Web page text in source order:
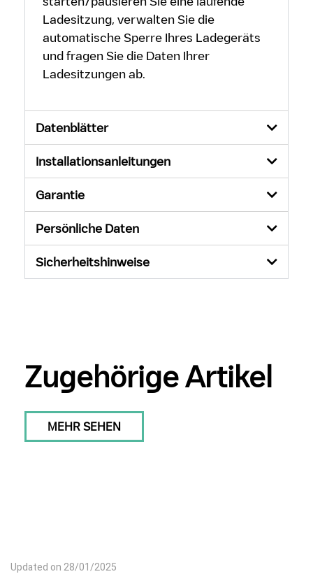
Ladesitzung verwalten Sie die
automatische Sperre Ihres Ladegeräts
und fragen Sie die Daten Ihrer
Ladesitzungen ab
Datenblätter
Installationsanleitungen
Garantie
Persönliche Daten
Sicherheitshinweise
Zugehörige Artikel
MEHR SEHEN
Updated on 28/01/2025